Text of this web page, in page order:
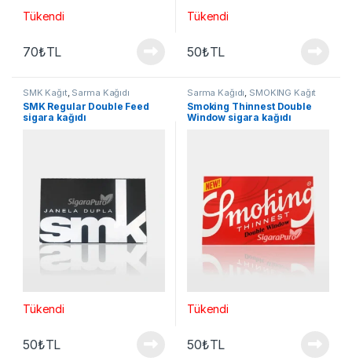
Tükendi
70₺TL
Tükendi
50₺TL
SMK Kağıt, Sarma Kağıdı
SMK Regular Double Feed
sigara kağıdı
Tükendi
50₺TL
Sarma Kağıdı SMOKING Kağıt
Smoking Thinnest Double
Window sigara kağıdı
Tükendi
50₺TL